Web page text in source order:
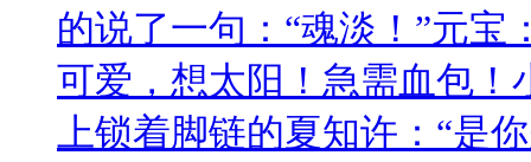
的说了一句：“魂淡！”元
可爱，想太阳！急需血包
上锁着脚链的夏知许：“是